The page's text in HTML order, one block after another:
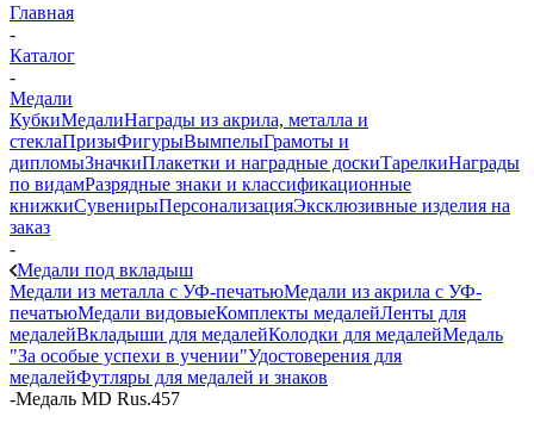
Главная
-
Каталог
-
Медали
КубкиМедалиНаграды из акрила, металла и
стеклаПризыФигурыВымпелыГрамоты и
дипломыЗначкиПлакетки и наградные доскиТарелкиНаграды
по видамРазрядные знаки и классификационные
книжкиСувенирыПерсонализацияЭксклюзивные изделия на
заказ
-
Медали под вкладыш
Медали из металла с УФ-печатьюМедали из акрила с УФ-
печатьюМедали видовыеКомплекты медалейЛенты для
медалейВкладыши для медалейКолодки для медалейМедаль
"За особые успехи в учении"Удостоверения для
медалейФутляры для медалей и знаков
-Медаль MD Rus.457